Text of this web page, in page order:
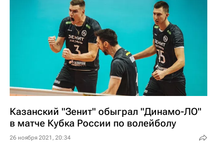
Казанский "Зенит" обыграл "Динамо-ЛО"
в матче Кубка России по волейболу
26 ноября 2021, 20:34